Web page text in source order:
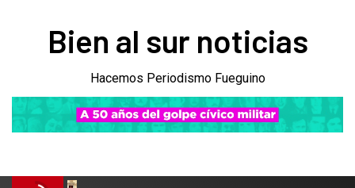
Bien al sur noticias
Hacemos Periodismo Fueguino